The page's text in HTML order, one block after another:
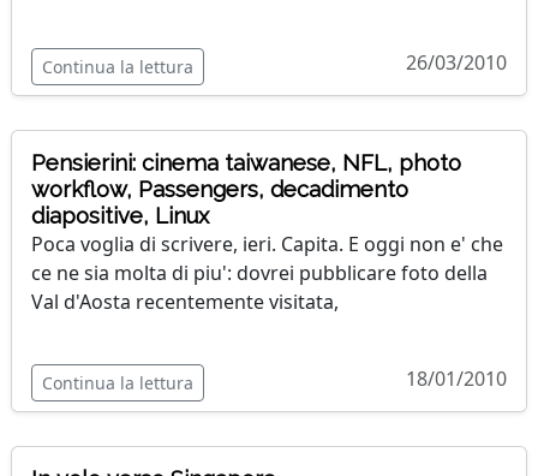
Continua la lettura 26/03/2010
Pensierini: cinema taiwanese, NFL, photo
workflow, Passengers, decadimento
diapositive, Linux
Poca voglia di scrivere, ieri. Capita. E oggi non e' che
ce ne sia molta di piu': dovrei pubblicare foto della
Val d'Aosta recentemente visitata,
Continua la lettura 18/01/2010